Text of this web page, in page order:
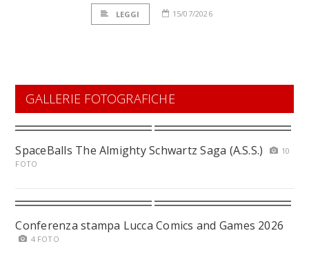
LEGGI 15/07/2026
GALLERIE FOTOGRAFICHE
SpaceBalls The Almighty Schwartz Saga (A.S.S.)
10
FOTO
Conferenza stampa Lucca Comics and Games 2026
4 FOTO